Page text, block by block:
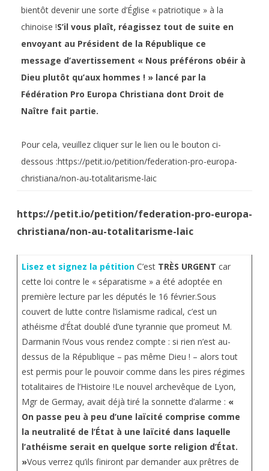
?
bientôt devenir une sorte d’Église « patriotique » à la
chinoise !S’il vous plaît, réagissez tout de suite en
envoyant au Président de la République ce
message d’avertissement « Nous préférons obéir à
Dieu plutôt qu’aux hommes ! » lancé par la
Fédération Pro Europa Christiana dont Droit de
Naître fait partie.
Pour cela, veuillez cliquer sur le lien ou le bouton ci-
dessous :https://petit.io/petition/federation-pro-europa-
christiana/non-au-totalitarisme-laic
https://petit.io/petition/federation-pro-europa-
christiana/non-au-totalitarisme-laic
Lisez et signez la pétition C’est TRÈS URGENT car
cette loi contre le « séparatisme » a été adoptée en
première lecture par les députés le 16 février.Sous
couvert de lutte contre l’islamisme radical, c’est un
athéisme d’État doublé d’une tyrannie que promeut M.
Darmanin !Vous vous rendez compte : si rien n’est au-
dessus de la République – pas même Dieu ! – alors tout
est permis pour le pouvoir comme dans les pires régimes
totalitaires de l’Histoire !Le nouvel archevêque de Lyon,
Mgr de Germay, avait déjà tiré la sonnette d’alarme : «
On passe peu à peu d’une laïcité comprise comme
la neutralité de l’État à une laïcité dans laquelle
l’athéisme serait en quelque sorte religion d’État.
»Vous verrez qu’ils finiront par demander aux prêtres de